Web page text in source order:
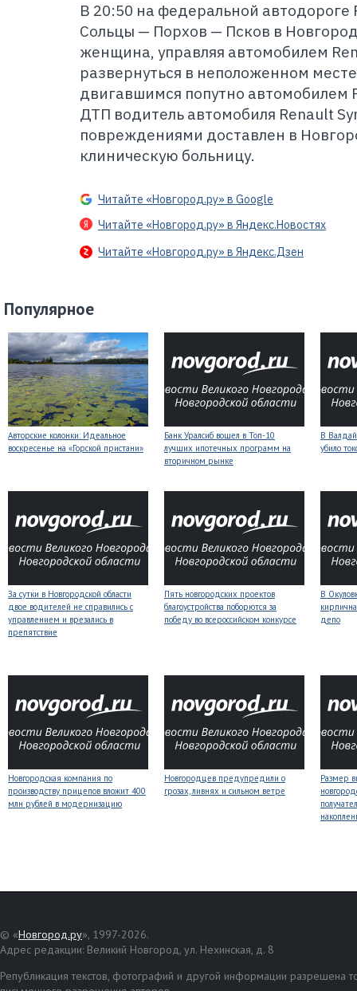
В 20:50 на федеральной
Сольцы — Порхов — Псков в
женщина, управляя автомобилем
развернуться в неположенном месте
двигавшимся попутно автомобилем
ДТП водитель автомобиля Renault
повреждениями доставлен в
клиническую больницу.
Читайте «Новгород.ру» в Google
Читайте «Новгород.ру» в Яндекс.Новостях
Читайте «Новгород.ру» в Яндекс.Дзен
Популярное
Авторские колонки: Идеальное
воскресенье на «Горской пристани»
Банк Уралсиб вошел в Топ-10
лучших ипотечных программ на
вторичном рынке
В
убило
За сутки в Новгородской области
двое водителей не справились с
управлением и врезались в
препятствие
Пять новгородских проектов
благоустройства поборются за
победу во всероссийском конкурсе
В
депо
Новгородская компания по
производству прицепов вложит 400
млн рублей в модернизацию
Новгородцев предупредили о
грозах, ливнях и сильном ветре
Размер
© «Новгород.ру», 1997-2026.
Адрес редакции: Великий Новгород, ул. Нехинская, д. 8
Републикация текстов, фотографий и другой информации разрешена